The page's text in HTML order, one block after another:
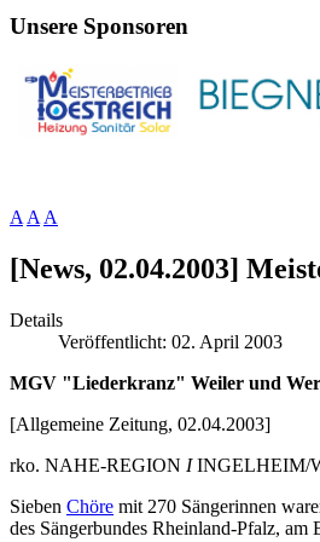
Unsere Sponsoren
AAA
[News, 02.04.2003]
Details
Veröffentlicht: 02. April 2003
MGV "Liederkranz" Weiler und
[Allgemeine Zeitung, 02.04.2003]
rko. NAHE-REGION IINGELHEIM/
Sieben Chöre mit 270 Sängerinnen
des Sängerbundes Rheinland-Pfalz, am